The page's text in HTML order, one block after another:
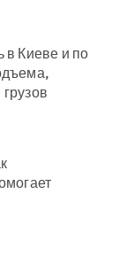
в Киеве и по